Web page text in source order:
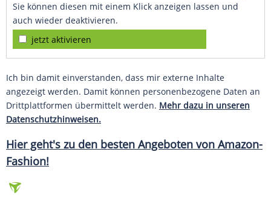
Sie können diesen mit einem Klick anzeigen lassen und
auch wieder deaktivieren.
jetzt aktivieren
Ich bin damit einverstanden, dass mir externe Inhalte
angezeigt werden. Damit können personenbezogene Daten an
Drittplattformen übermittelt werden. Mehr dazu in unseren
Datenschutzhinweisen.
Hier geht's zu den besten Angeboten von Amazon-
Fashion!